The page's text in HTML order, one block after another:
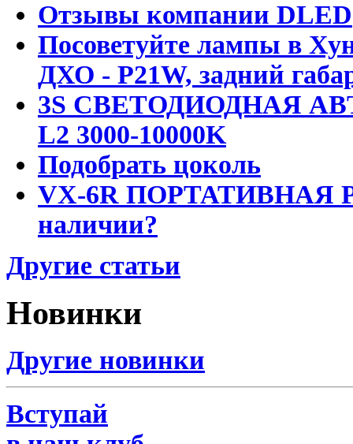
Отзывы компании DLED
Посоветуйте лампы в
ДХО - P21W, задний
3S СВЕТОДИОДНАЯ
L2 3000-10000K
Подобрать цоколь
VX-6R ПОРТАТИВНАЯ
наличии?
Другие статьи
Новинки
Другие новинки
Вступай